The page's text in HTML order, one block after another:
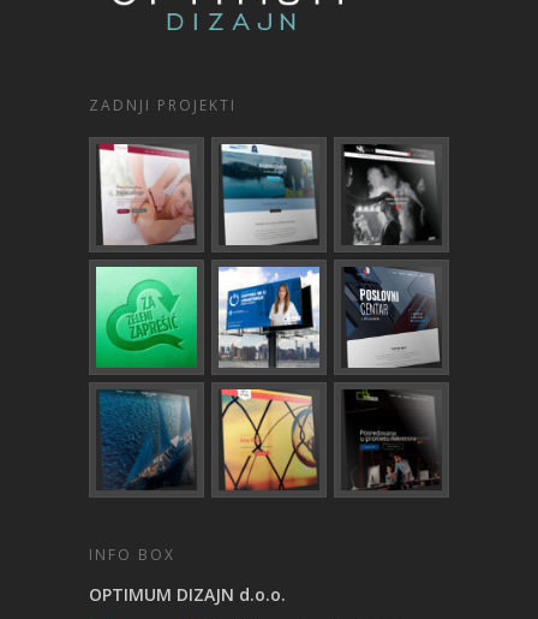
ZADNJI PROJEKTI
INFO BOX
OPTIMUM DIZAJN d.o.o.